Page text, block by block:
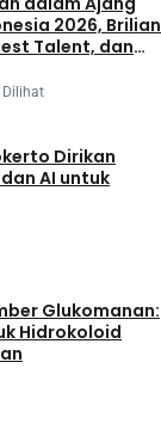
2026, Brilian
Talent, dan
Dilihat
Dirikan
AI untuk
Glukomanan:
Hidrokoloid